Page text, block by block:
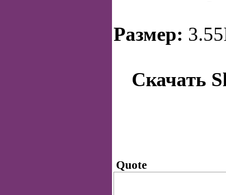
Размер:
Скачать
Quote